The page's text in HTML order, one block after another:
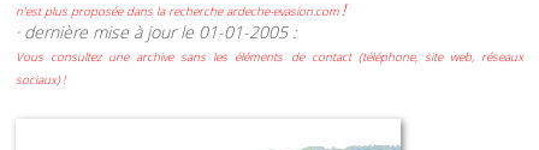
n'est plus proposée dans la recherche ardeche-evasion.com!
· dernière mise à jour le 01-01-2005 :
Vous consultez une archive sans les éléments de contact (téléphone, site web, réseaux
sociaux) !